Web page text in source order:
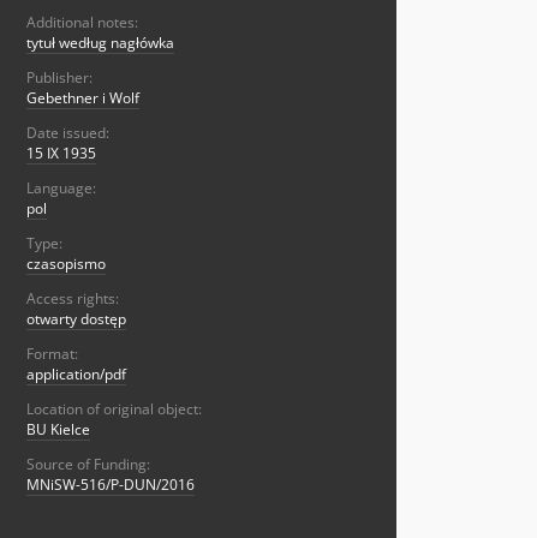
Additional notes:
tytuł według nagłówka
Publisher:
Gebethner i Wolf
Date issued:
15 IX 1935
Language:
pol
Type:
czasopismo
Access rights:
otwarty dostęp
Format:
application/pdf
Location of original object:
BU Kielce
Source of Funding:
MNiSW-516/P-DUN/2016